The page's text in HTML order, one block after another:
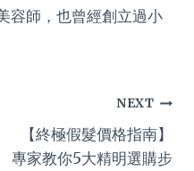
容師，也曾經創立過小
NEXT
【終極假髮價格指南】
專家教你5大精明選購步